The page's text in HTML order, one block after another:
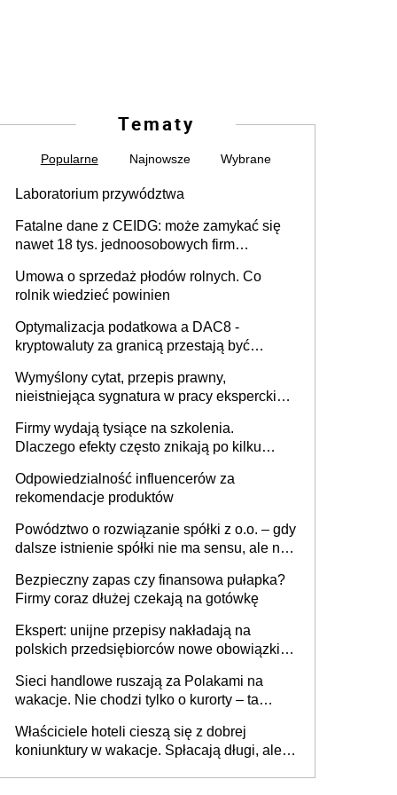
Tematy
Popularne Najnowsze Wybrane
Laboratorium przywództwa
Fatalne dane z CEIDG: może zamykać się
nawet 18 tys. jednoosobowych firm
Umowa o sprzedaż płodów rolnych. Co
rolnik wiedzieć powinien
Optymalizacja podatkowa a DAC8 -
kryptowaluty za granicą przestają być
Wymyślony cytat, przepis prawny,
nieistniejąca sygnatura w pracy eksperckiej -
firmie
Firmy wydają tysiące na szkolenia.
Dlaczego efekty często znikają po kilku
Odpowiedzialność influencerów za
rekomendacje produktów
Powództwo o rozwiązanie spółki z o.o. – gdy
dalsze istnienie spółki nie ma sensu, ale nie
Bezpieczny zapas czy finansowa pułapka?
Firmy coraz dłużej czekają na gotówkę
Ekspert: unijne przepisy nakładają na
polskich przedsiębiorców nowe obowiązki w
Sieci handlowe ruszają za Polakami na
wakacje. Nie chodzi tylko o kurorty – ta
tam, gdzie wielu spędzi urlop po cichu
Właściciele hoteli cieszą się z dobrej
koniunktury w wakacje. Spłacają długi, ale